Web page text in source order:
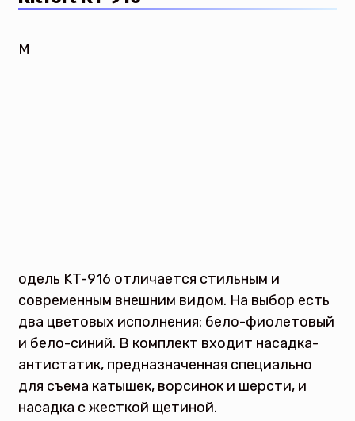
М
одель KT-916 отличается стильным и
современным внешним видом. На выбор есть
два цветовых исполнения: бело-фиолетовый
и бело-синий. В комплект входит насадка-
антистатик, предназначенная специально
для съема катышек, ворсинок и шерсти, и
насадка с жесткой щетиной.